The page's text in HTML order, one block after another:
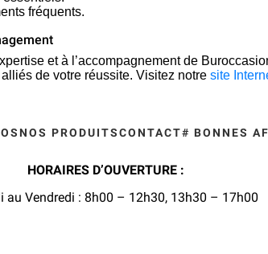
fréquents.
et à l’accompagnement de
de votre réussite. Visitez notre site
NOS PRODUITSCONTACT# BONNES
HORAIRES D’OUVERTURE :
au Vendredi : 8h00 – 12h30, 13h30 – 17h00